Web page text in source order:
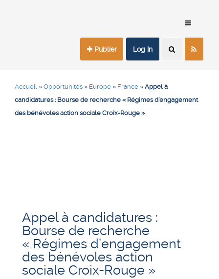
Publier Log In
Accueil » Opportunités » Europe » France » Appel à
candidatures : Bourse de recherche « Régimes d’engagement
des bénévoles action sociale Croix-Rouge »
Appel à candidatures :
Bourse de recherche
« Régimes d’engagement
des bénévoles action
sociale Croix-Rouge »